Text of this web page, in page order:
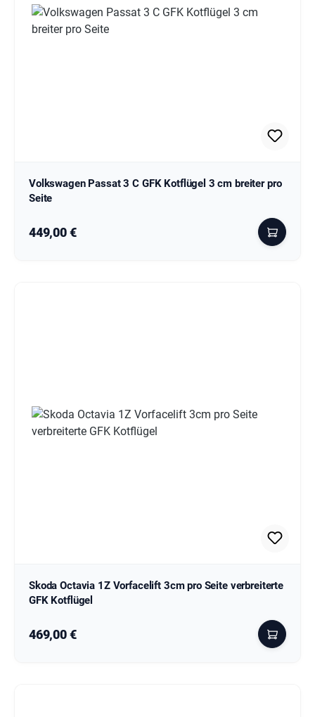
Volkswagen Passat 3 C GFK Kotflügel 3 cm breiter pro
Seite
Regulärer Preis:
449,00 €
Skoda Octavia 1Z Vorfacelift 3cm pro Seite verbreiterte
GFK Kotflügel
Regulärer Preis:
469,00 €